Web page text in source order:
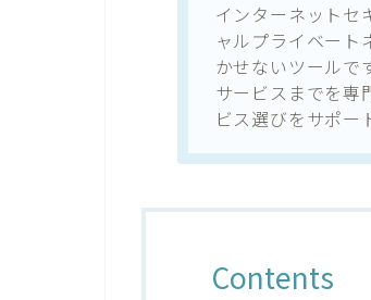
インターネットセ
ャルプライベート
かせないツールで
サービスまでを専
ビス選びをサポー
Contents